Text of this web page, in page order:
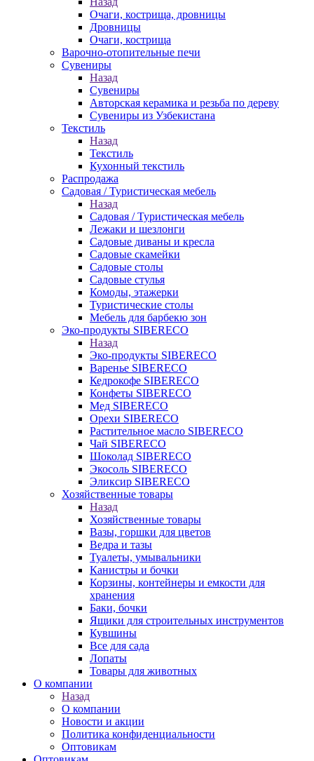
Очаги, кострища, дровницы
Дровницы
Очаги, кострища
Варочно-отопительные печи
Сувениры
Назад
Сувениры
Авторская керамика и резьба по дереву
Сувениры из Узбекистана
Текстиль
Назад
Текстиль
Кухонный текстиль
Распродажа
Садовая / Туристическая мебель
Назад
Садовая / Туристическая мебель
Лежаки и шезлонги
Садовые диваны и кресла
Садовые скамейки
Садовые столы
Садовые стулья
Комоды, этажерки
Туристические столы
Мебель для барбекю зон
Эко-продукты SIBERECO
Назад
Эко-продукты SIBERECO
Варенье SIBERECO
Кедрокофе SIBERECO
Конфеты SIBERECO
Мед SIBERECO
Орехи SIBERECO
Растительное масло SIBERECO
Чай SIBERECO
Шоколад SIBERECO
Экосоль SIBERECO
Эликсир SIBERECO
Хозяйственные товары
Назад
Хозяйственные товары
Вазы, горшки для цветов
Ведра и тазы
Туалеты, умывальники
Канистры и бочки
Корзины, контейнеры и емкости для
хранения
Баки, бочки
Ящики для строительных инструментов
Кувшины
Все для сада
Лопаты
Товары для животных
О компании
Назад
О компании
Новости и акции
Политика конфиденциальности
Оптовикам